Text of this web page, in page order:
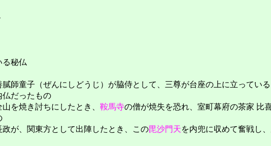
秘仏
膩師童子（ぜんにしどうじ）が脇侍として、三尊が台座の上に立っている
仏だったもの
山を焼き討ちにしたとき、 鞍馬寺の僧が焼失を恐れ、室町幕府の茶家 比
が、関東方として出陣したとき、この毘沙門天を内兜に収めて奮戦し